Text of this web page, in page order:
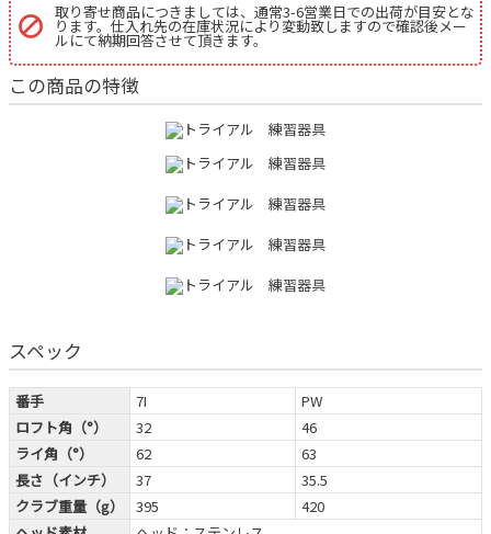
取り寄せ商品につきましては、通常3-6営業日での出荷が目安とな
ります。仕入れ先の在庫状況により変動致しますので確認後メー
ルにて納期回答させて頂きます。
この商品の特徴
スペック
番手 7I
PW
ロフト角（°）
32
46
ライ角（°）
62
63
長さ（インチ）
37
35.5
クラブ重量（g）
395
420